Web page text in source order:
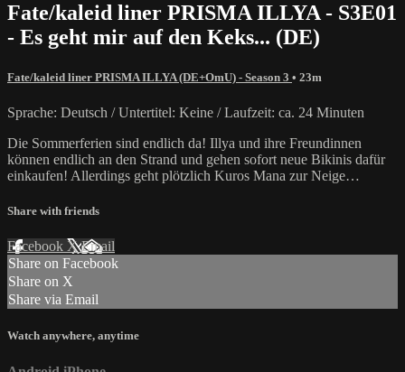
Fate/kaleid liner PRISMA ILLYA - S3E01
- Es geht mir auf den Keks... (DE)
Fate/kaleid liner PRISMA ILLYA (DE+OmU) - Season 3 • 23m
Sprache: Deutsch / Untertitel: Keine / Laufzeit: ca. 24 Minuten
Die Sommerferien sind endlich da! Illya und ihre Freundinnen
können endlich an den Strand und gehen sofort neue Bikinis dafür
einkaufen! Allerdings geht plötzlich Kuros Mana zur Neige…
Share with friends
Facebook XEmail
Share on Facebook
Share on X
Share via Email
Watch anywhere, anytime